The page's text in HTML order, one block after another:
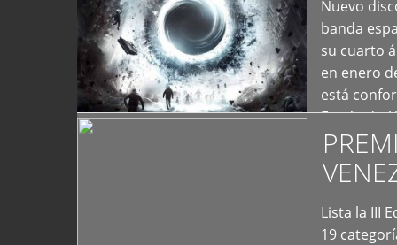
Nuevo
banda
su cuarto
en enero
está
Estefanía
Lista la III
19